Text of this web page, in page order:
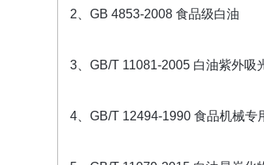
2、GB 4853-2008 食品级白油
3、GB/T 11081-2005 白油紫外吸
4、GB/T 12494-1990 食品机械专